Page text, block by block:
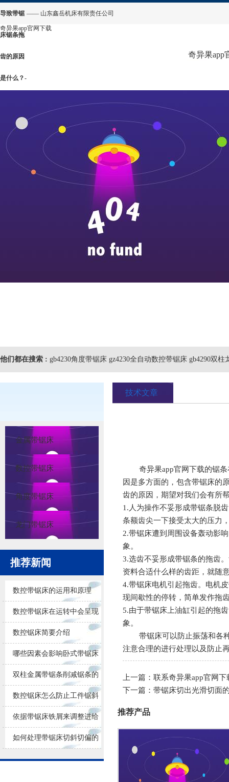
导致带锯
床锯条拖
齿的原因
是什么？-
app官网
下载
—— 山东鑫岳机床有限责任公司
奇异果app官网下载
奇异果app
他们都在搜索 : gb4230角度带锯床 gz4230全自动数控带锯床 gb4290双柱
金属带锯床
数控带锯床
角度带锯床
龙门带锯床
推荐新闻
数控带锯床的运用和原理
数控带锯床在运转中会呈现
的问题
数控锯床简要介绍
哪些因素会影响卧式带锯床
锯削的效果
双柱金属带锯条削减锯条的
损耗
数控锯床怎么防止工件锯斜
依据带锯床铁屑来调整进给
量大小
如何处理带锯床切斜切偏的
问题？
技术文章
奇异果app官网下载的锯
因是多方面的，包含带锯床的
齿的原因，期望对我们会有所
1.人为操作不妥形成带锯条脱
条额齿尖一下接受太大的压力
2.带锯床遭到周围设备轰动影
象。
3.选齿不妥形成带锯条的拖齿
资料合适什么样的齿距，就随
4.带锯床电机引起拖齿。电机
现间歇性的停转，简单发作拖
5.由于带锯床上油缸引起的拖
象。
带锯床可以防止振荡和各种
注意合理的进行处理以及防止
上一篇： 联系奇异果app官网下
下一篇： 带锯床切出光滑切面
推荐产品